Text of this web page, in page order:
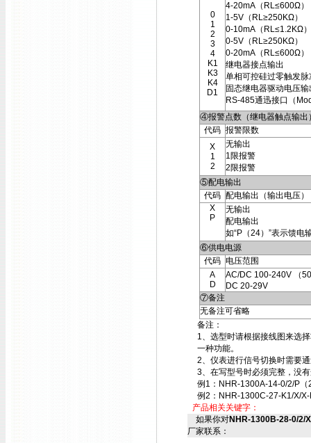
0
1
2
3
4
K1
K3
K4
D1
4-20mA（RL≤600Ω）
1-5V（RL≥250KΩ）
0-10mA（RL≤1.2KΩ）
0-5V（RL≥250KΩ）
0-20mA（RL≤600Ω）
继电器接点输出
单相可控硅过零触发脉
固态继电器驱动电压输
RS-485通迅接口（
④报警点数（继电器触点输出
代码 报警限数
X
1
2
无输出
1限报警
2限报警
⑤配电输出
代码 配电输出（输出电压）
X
P
无输出
配电输出
如“P（24）”表示馈电
⑥供电电源
代码 电压范围
A
D
AC/DC 100-240V （
DC 20-29V
⑦备注
无备注可省略
备注：
1、选型时请根据接线图来选
一种功能。
2、仪表进行信号切换时需要
3、在写型号时必须完整，没
例1：NHR-1300A-14-0/2/P（
例2：NHR-1300C-27-K1/X/X-
产品相关关键字：
如果你对NHR-1300B-28-0/2/
厂家联系：